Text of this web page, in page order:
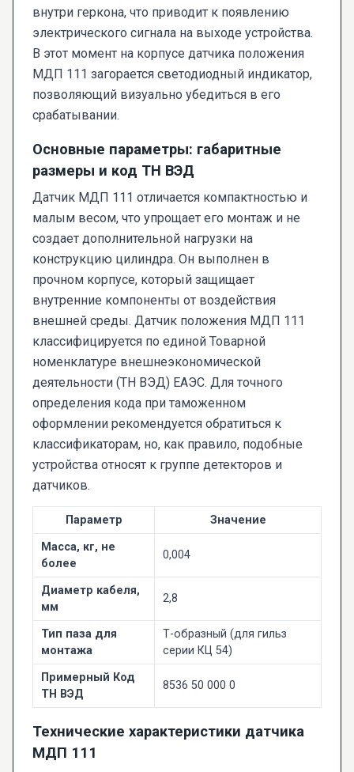
внутри геркона, что приводит к появлению
электрического сигнала на выходе устройства.
В этот момент на корпусе датчика положения
МДП 111 загорается светодиодный индикатор,
позволяющий визуально убедиться в его
срабатывании.
Основные параметры: габаритные
размеры и код ТН ВЭД
Датчик МДП 111 отличается компактностью и
малым весом, что упрощает его монтаж и не
создает дополнительной нагрузки на
конструкцию цилиндра. Он выполнен в
прочном корпусе, который защищает
внутренние компоненты от воздействия
внешней среды. Датчик положения МДП 111
классифицируется по единой Товарной
номенклатуре внешнеэкономической
деятельности (ТН ВЭД) ЕАЭС. Для точного
определения кода при таможенном
оформлении рекомендуется обратиться к
классификаторам, но, как правило, подобные
устройства относят к группе детекторов и
датчиков.
Параметр
Значение
Масса, кг, не
более
0,004
Диаметр кабеля,
мм
2,8
Тип паза для
монтажа
Т-образный (для гильз
серии КЦ 54)
Примерный Код
ТН ВЭД
8536 50 000 0
Технические характеристики датчика
МДП 111